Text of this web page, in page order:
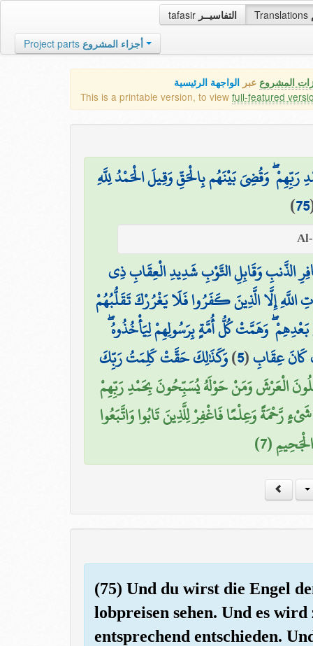
tafasir التفاسيــر Translations
Project parts أجزاء المشروع
المشروع عبر الواجهة الرئيسية
This is a printable version, to view full-featured
وَقُضِيَ بَيْنَهُم بِالْحَقِّ وَقِيلَ الْحَمْدُ لِلَّهِ
75
)
الذَّنبِ وَقَابِلِ التَّوْبِ شَدِيدِ الْعِقَابِ ذِي
اللَّهِ إِلَّا الَّذِينَ كَفَرُوا فَلَا يَغْرُرْكَ تَقَلُّبُهُمْ
وَهَمَّتْ كُلُّ أُمَّةٍ بِرَسُولِهِمْ لِيَأْخُذُوهُ
كَانَ عِقَابِ(
5
)وَكَذَٰلِكَ حَقَّتْ كَلِمَتُ رَبِّكَ
الْعَرْشَ وَمَنْ حَوْلَهُ يُسَبِّحُونَ بِحَمْدِ رَبِّهِمْ
رَّحْمَةً وَعِلْمًا فَاغْفِرْ لِلَّذِينَ تَابُوا وَاتَّبَعُوا
(7)
(75) Und du wirst die Engel
lobpreisen sehen. Und es
entsprechend entschieden.